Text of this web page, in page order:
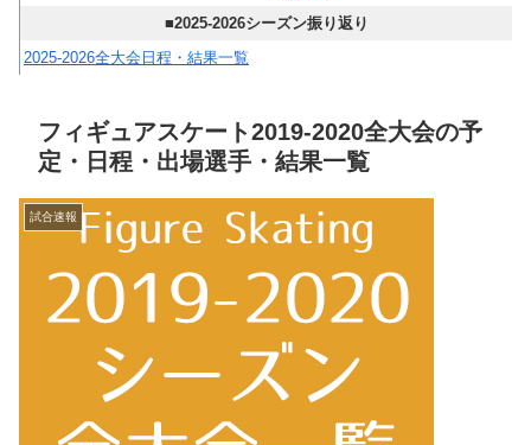
■2025-2026シーズン振り返り
2025-2026全大会日程・結果一覧
フィギュアスケート2019-2020全大会の予
定・日程・出場選手・結果一覧
試合速報